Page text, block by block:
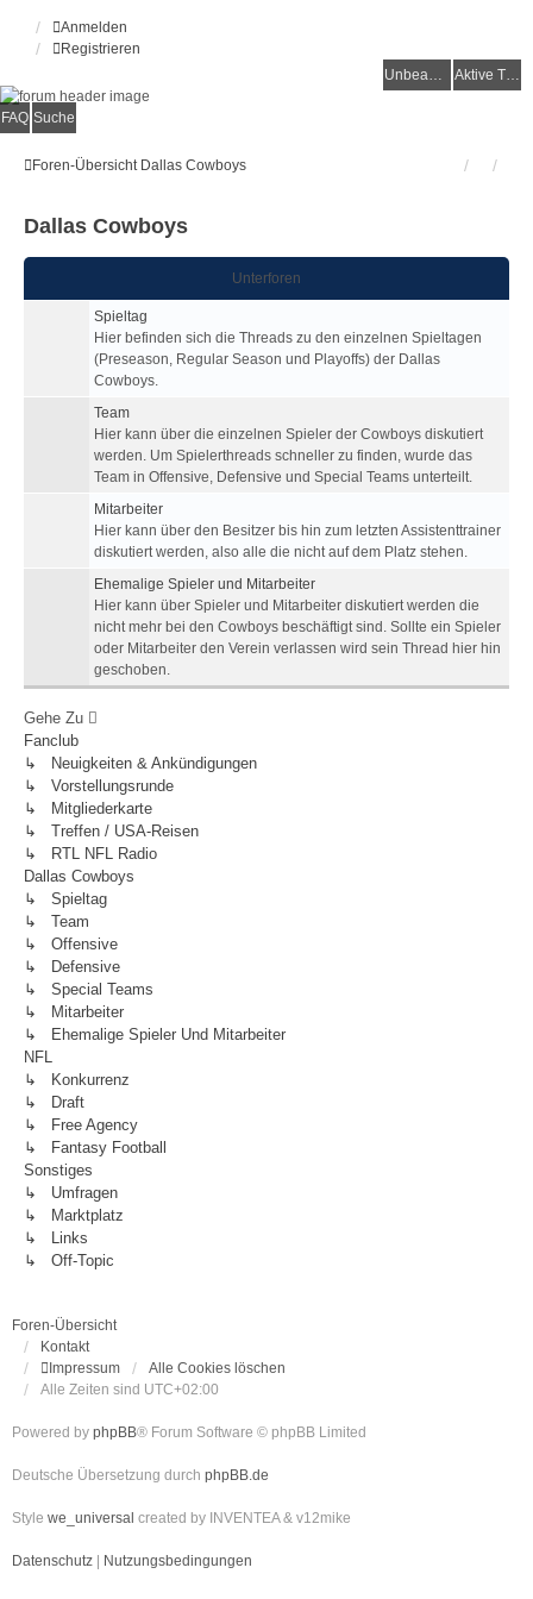
Anmelden
Registrieren
Unbeantwortete Themen
Aktive Themen
FAQ Suche
Foren-Übersicht Dallas Cowboys
Dallas Cowboys
Unterforen
Spieltag
Hier befinden sich die Threads zu den einzelnen Spieltagen
(Preseason, Regular Season und Playoffs) der Dallas
Cowboys.
Team
Hier kann über die einzelnen Spieler der Cowboys diskutiert
werden. Um Spielerthreads schneller zu finden, wurde das
Team in Offensive, Defensive und Special Teams unterteilt.
Mitarbeiter
Hier kann über den Besitzer bis hin zum letzten Assistenttrainer
diskutiert werden, also alle die nicht auf dem Platz stehen.
Ehemalige Spieler und Mitarbeiter
Hier kann über Spieler und Mitarbeiter diskutiert werden die
nicht mehr bei den Cowboys beschäftigt sind. Sollte ein Spieler
oder Mitarbeiter den Verein verlassen wird sein Thread hier hin
geschoben.
Gehe Zu
Fanclub
↳ Neuigkeiten & Ankündigungen
↳ Vorstellungsrunde
↳ Mitgliederkarte
↳ Treffen / USA-Reisen
↳ RTL NFL Radio
Dallas Cowboys
↳ Spieltag
↳ Team
↳ Offensive
↳ Defensive
↳ Special Teams
↳ Mitarbeiter
↳ Ehemalige Spieler Und Mitarbeiter
NFL
↳ Konkurrenz
↳ Draft
↳ Free Agency
↳ Fantasy Football
Sonstiges
↳ Umfragen
↳ Marktplatz
↳ Links
↳ Off-Topic
Foren-Übersicht
Kontakt
Impressum
Alle Cookies löschen
Alle Zeiten sind UTC+02:00
Powered by phpBB® Forum Software © phpBB Limited
Deutsche Übersetzung durch phpBB.de
Style we_universal created by INVENTEA & v12mike
Datenschutz Nutzungsbedingungen